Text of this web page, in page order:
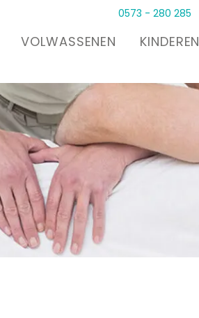
VOLWASSENEN KINDEREN
0573 - 280 285